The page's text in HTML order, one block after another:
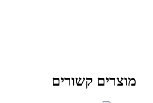
מוצרים קשורים